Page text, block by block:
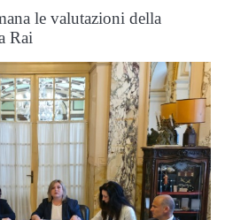
le valutazioni della
Rai